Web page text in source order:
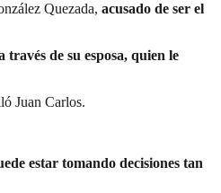
Quezada, acusado de ser el
través de su esposa, quien le
Juan Carlos.
estar tomando decisiones tan